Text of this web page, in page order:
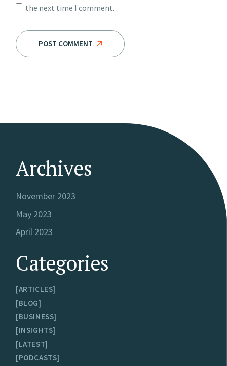
the next time I comment.
POST COMMENT
Archives
November 2023
May 2023
April 2023
Categories
ARTICLES
BLOG
BUSINESS
INSIGHTS
LATEST
PODCASTS